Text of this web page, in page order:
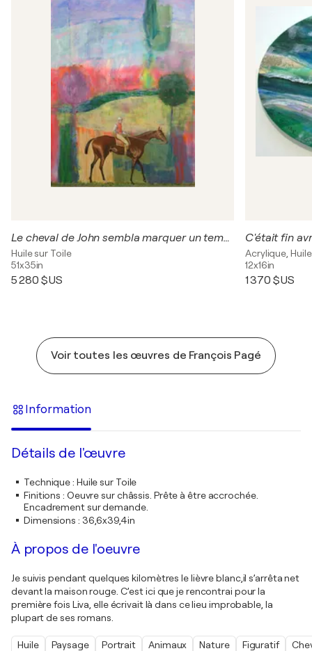
Le cheval de John sembla marquer un temps d'arrêt, ce n'était sans doute pas grand-chose, quelques campagnols qui jouaient. Il suffisait de peu de chose pour être le centre d’intérêt d'un tableau.
Huile sur Toile
51x35in
5 280 $US
Acrylique,
12x16in
1 370 $US
Voir toutes les œuvres de François Pagé
Information
Détails de l'œuvre
Technique: Huile sur Toile
Finitions : Oeuvre sur châssis. Prête à être accrochée.
Encadrement sur demande.
Dimensions : 36,6x39,4in
À propos de l'oeuvre
Je suivis pendant quelques kilomètres le lièvre blanc,il s’arrêta net
devant la maison rouge. C’est ici que je rencontrai pour la
première fois Liva, elle écrivait là dans ce lieu improbable, la
plupart de ses romans.
Huile Paysage Portrait Animaux Nature Figuratif